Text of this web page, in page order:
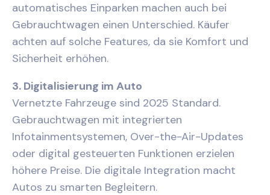
automatisches Einparken machen auch bei
Gebrauchtwagen einen Unterschied. Käufer
achten auf solche Features, da sie Komfort und
Sicherheit erhöhen.
3. Digitalisierung im Auto
Vernetzte Fahrzeuge sind 2025 Standard.
Gebrauchtwagen mit integrierten
Infotainmentsystemen, Over-the-Air-Updates
oder digital gesteuerten Funktionen erzielen
höhere Preise. Die digitale Integration macht
Autos zu smarten Begleitern.